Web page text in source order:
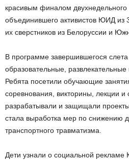
красивым финалом двухнедельного
объединившего активистов ЮИД из
их сверстников из Белоруссии и
В программе завершившегося
образовательные, развлекательные
Ребята посетили обучающие
соревнования, викторины, лекции
разрабатывали и защищали
стала выработка мер по снижению
транспортного травматизма.
Дети узнали о социальной рекламе